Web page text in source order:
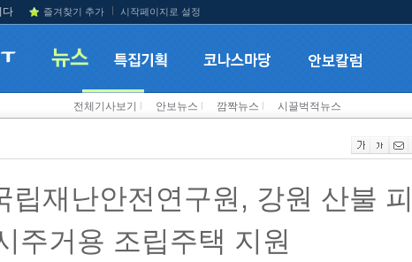
다 즐겨찾기 추가 시작페이지로 설정
전체기사보기 안보뉴스 깜짝뉴스 시끌벅적뉴스
립재난안전연구원, 강원 산불 피
주거용 조립주택 지원